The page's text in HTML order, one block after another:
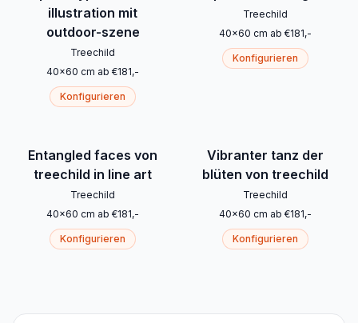
illustration mit
outdoor-szene
Treechild
40x60 cm ab €181,-
Konfigurieren
Treechild
40x60 cm ab €181,-
Konfigurieren
Entangled faces von
treechild in line art
Treechild
40x60 cm ab €181,-
Konfigurieren
Vibranter tanz der
blüten von treechild
Treechild
40x60 cm ab €181,-
Konfigurieren